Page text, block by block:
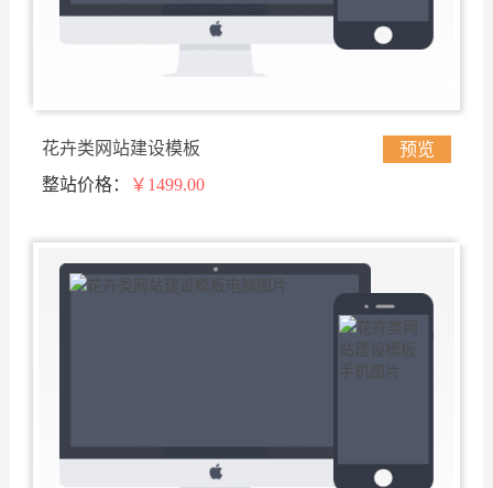
花卉类网站建设模板
预览
整站价格：
￥1499.00